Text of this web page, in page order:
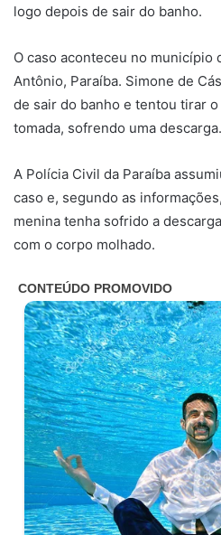
logo depois de sair do banho.
O caso aconteceu no município
Antônio, Paraíba. Simone de
de sair do banho e tentou tirar
tomada, sofrendo uma descarga.
A Polícia Civil da Paraíba
caso e, segundo as
menina tenha sofrido a
com o corpo molhado.